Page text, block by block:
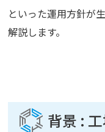
といった運用方針が
解説します。
背景 :